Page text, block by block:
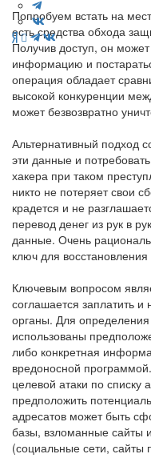
Попробуем встать на
есть средства обхода
Получив доступ, он
информацию и
операция обладает
высокой конкуренции
может безвозвратно
Альтернативный подход
эти данные и
хакера при таком
никто не потеряет свои
крадется и не
перевод денег из рук в
данные. Очень
ключ для
Ключевым вопросом
соглашается заплатить
органы. Для
использованы
либо конкретная
вредоносной
целевой атаки по списку
предположить
адресатов может быть
базы, взломанные сайты
(социальные сети, сайты